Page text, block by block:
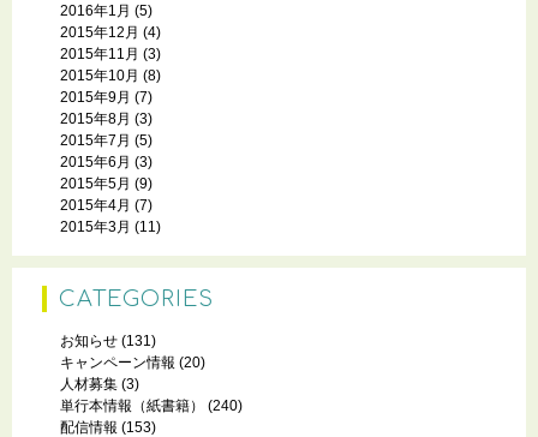
2016年1月 (5)
2015年12月 (4)
2015年11月 (3)
2015年10月 (8)
2015年9月 (7)
2015年8月 (3)
2015年7月 (5)
2015年6月 (3)
2015年5月 (9)
2015年4月 (7)
2015年3月 (11)
CATEGORIES
お知らせ (131)
キャンペーン情報 (20)
人材募集 (3)
単行本情報（紙書籍）
(240)
配信情報 (153)